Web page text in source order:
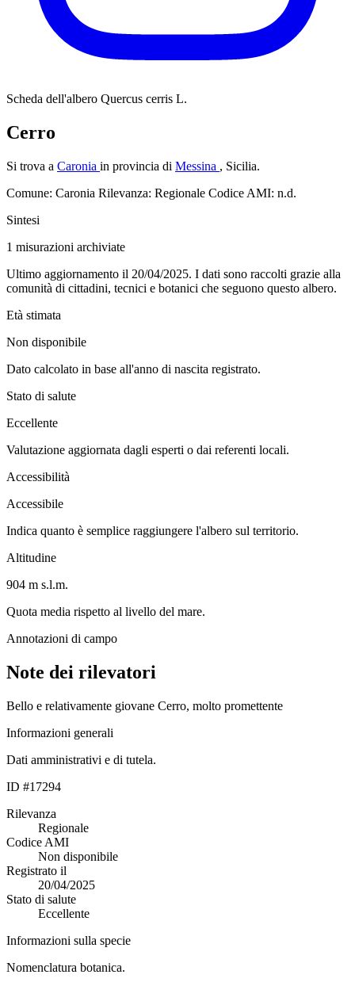
Scheda dell'albero Quercus cerris L.
Cerro
Si trova a Caronia in provincia di Messina , Sicilia.
Comune: Caronia Rilevanza: Regionale Codice AMI: n.d.
Sintesi
1 misurazioni archiviate
Ultimo aggiornamento il 20/04/2025. I dati sono raccolti grazie alla
comunità di cittadini, tecnici e botanici che seguono questo albero.
Età stimata
Non disponibile
Dato calcolato in base all'anno di nascita registrato.
Stato di salute
Eccellente
Valutazione aggiornata dagli esperti o dai referenti locali.
Accessibilità
Accessibile
Indica quanto è semplice raggiungere l'albero sul territorio.
Altitudine
904 m s.l.m.
Quota media rispetto al livello del mare.
Annotazioni di campo
Note dei rilevatori
Bello e relativamente giovane Cerro, molto promettente
Informazioni generali
Dati amministrativi e di tutela.
ID #17294
Rilevanza
Regionale
Codice AMI
Non disponibile
Registrato il
20/04/2025
Stato di salute
Eccellente
Informazioni sulla specie
Nomenclatura botanica.